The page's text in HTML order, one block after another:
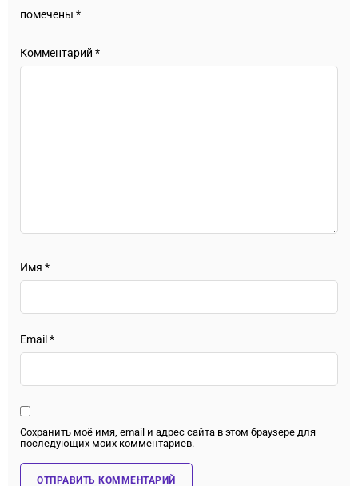
помечены *
Комментарий *
Имя *
Email *
Сохранить моё имя, email и адрес сайта в этом браузере для
последующих моих комментариев.